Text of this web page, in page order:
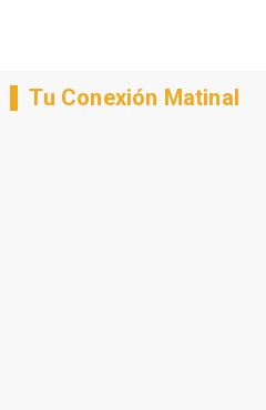
Tu Conexión Matinal